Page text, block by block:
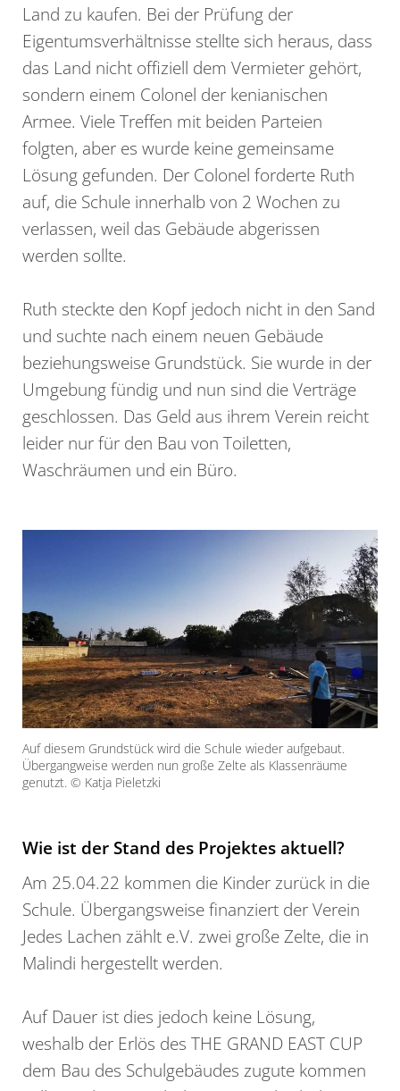
Land zu kaufen. Bei der Prüfung der
Eigentumsverhältnisse stellte sich heraus, dass
das Land nicht offiziell dem Vermieter gehört,
sondern einem Colonel der kenianischen
Armee. Viele Treffen mit beiden Parteien
folgten, aber es wurde keine gemeinsame
Lösung gefunden. Der Colonel forderte Ruth
auf, die Schule innerhalb von 2 Wochen zu
verlassen, weil das Gebäude abgerissen
werden sollte.
Ruth steckte den Kopf jedoch nicht in den Sand
und suchte nach einem neuen Gebäude
beziehungsweise Grundstück. Sie wurde in der
Umgebung fündig und nun sind die Verträge
geschlossen. Das Geld aus ihrem Verein reicht
leider nur für den Bau von Toiletten,
Waschräumen und ein Büro.
Auf diesem Grundstück wird die Schule wieder aufgebaut.
Übergangweise werden nun große Zelte als Klassenräume
genutzt. © Katja Pieletzki
Wie ist der Stand des Projektes aktuell?
Am 25.04.22 kommen die Kinder zurück in die
Schule. Übergangsweise finanziert der Verein
Jedes Lachen zählt e.V. zwei große Zelte, die in
Malindi hergestellt werden.
Auf Dauer ist dies jedoch keine Lösung,
weshalb der Erlös des THE GRAND EAST CUP
dem Bau des Schulgebäudes zugute kommen